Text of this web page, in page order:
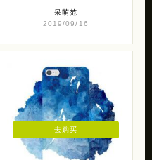
呆萌范
2019/09/16
去购买